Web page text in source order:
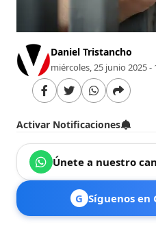
Daniel Tristancho
miércoles, 25 junio 2025 -
Activar Notificaciones
Únete a nuestro
G Síguenos en